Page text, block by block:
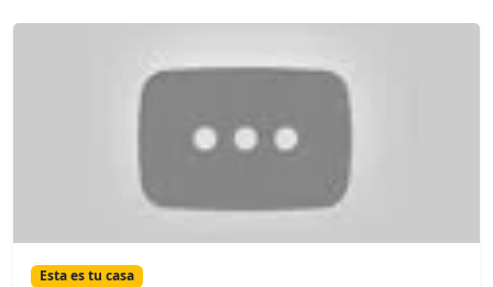
Esta es tu casa